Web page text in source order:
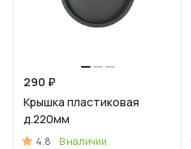
290 ₽
Крышка пластиковая
д.220мм
4.8
В наличии